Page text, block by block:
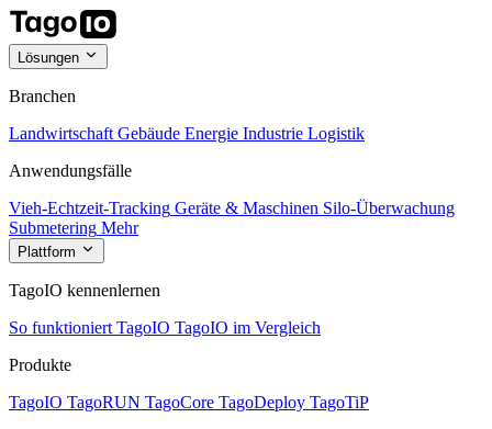
Lösungen
Branchen
Landwirtschaft Gebäude Energie Industrie Logistik
Anwendungsfälle
Vieh-Echtzeit-Tracking Geräte & Maschinen Silo-Überwachung
Submetering Mehr
Plattform
TagoIO kennenlernen
So funktioniert TagoIO TagoIO im Vergleich
Produkte
TagoIO TagoRUN TagoCore TagoDeploy TagoTiP